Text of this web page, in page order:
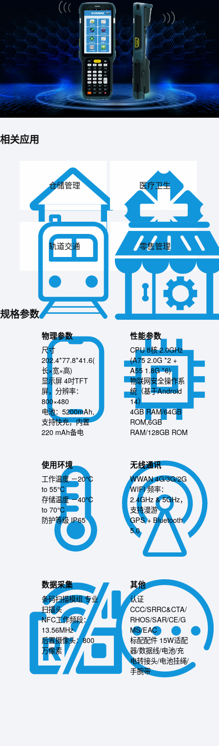
相关应用
仓储管理 医疗卫生
轨道交通 零售管理
规格参数
物理参数
尺寸
202.4*77.8*41.6(
长×宽×高)
显示屏 4吋TFT
屏，分辨率：
800×480
电池：5200mAh,
支持快充，内置
220 mAh备电
性能参数
CPU 8核 2.0GHz
(A75 2.0G *2 +
A55 1.8G *6)
物联网安全操作系
统（基于Android
14）
4GB RAM/64GB
ROM,6GB
RAM/128GB ROM
使用环境
工作温度 －20℃
to 55℃
存储温度 －40℃
to 70℃
防护等级 IP65
无线通讯
WWAN 4G/3G/2G
WIFI 频率：
2.4GHz & 5GHz，
支持漫游
GPS + Bluetooth
5.0
数据采集
条码扫描模组 专业
扫描头
NFC工作频段：
13.56MHz
后置摄像头：800
万像素
其他
认证
CCC/SRRC&CTA/
RHOS/SAR/CE/G
MS/EAC
标配配件 15W适配
器/数据线/电池/充
电转接头/电池挂绳/
手腕带